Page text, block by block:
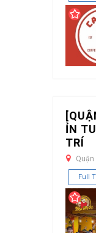
ỈN
TRÍ
Quận
Full